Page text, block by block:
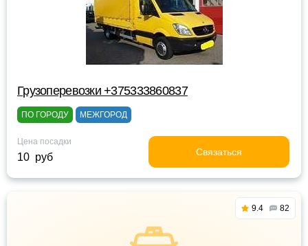
Грузоперевозки +375333860837
ПО ГОРОДУ МЕЖГОРОД
Цена посадки
10 руб Связаться
9.4 82